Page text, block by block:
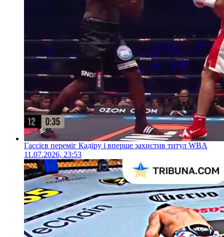
Гассієв переміг Кадіру і вперше захистив титул WBA
11.07.2026, 23:53